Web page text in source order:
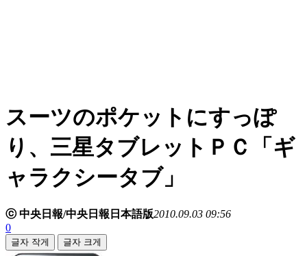
スーツのポケットにすっぽ
り、三星タブレットＰＣ「ギ
ャラクシータブ」
ⓒ 中央日報/中央日報日本語版2010.09.03 09:56
0
글자 작게 글자 크게